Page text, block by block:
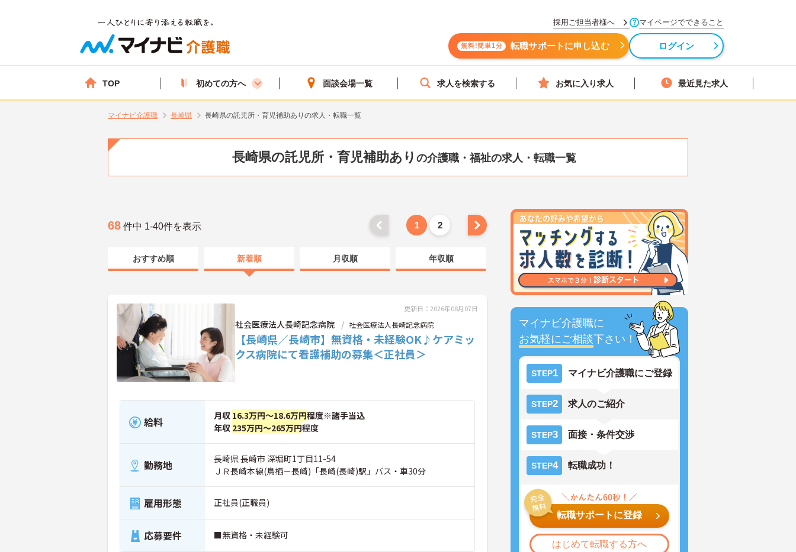
採用ご担当者様へ マイページでできること
無料!簡単1分 転職サポートに申し込む ログイン
TOP 初めての方へ 面談会場一覧 求人を検索する お気に入り求人 最近見た求人
マイナビ介護職 長崎県 長崎県の託児所・育児補助ありの求人・転職一覧
長崎県の託児所・育児補助あり の介護職・福祉の求人・転職一覧
マイナビ介護職に
お気軽にご相談下さい！
STEP1 マイナビ介護職にご登録
STEP2 求人のご紹介
STEP3 面接・条件交渉
STEP4 転職成功！
転職サポートに登録
はじめて転職する方へ
68 件中 1-40件を表示 1 2
おすすめ順 新着順 月収順 年収順
更新日：2026年08月07日
社会医療法人長崎記念病院 社会医療法人長崎記念病院
【長崎県／長崎市】無資格・未経験OK♪ケアミッ
クス病院にて看護補助の募集＜正社員＞
給料 月収 16.3万円～18.6万円程度※諸手当込
年収 235万円～265万円程度
勤務地
長崎県 長崎市 深堀町1丁目11-54
ＪＲ長崎本線(鳥栖－長崎)「長崎(長崎)駅」バス・車30分
雇用形態 正社員(正職員)
応募要件 ■無資格・未経験可